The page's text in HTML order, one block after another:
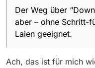
immer wieder
editieren können.
@herbivore
“Download
Dazu musst du
Schrägstrich
Das mit dem
nicht wirklich. Der
Der Weg über
aber – ohne Schritt-
Laien geeignet.
Ach, das ist für mich